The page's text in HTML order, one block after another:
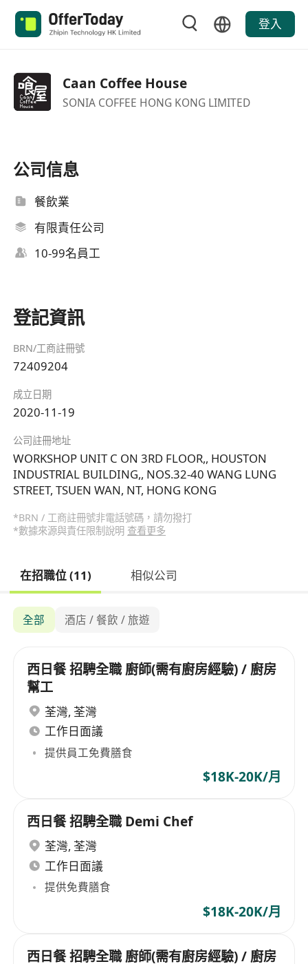
登入
Caan Coffee House
SONIA COFFEE HONG KONG LIMITED
公司信息
餐飲業
有限責任公司
10-99名員工
登記資訊
BRN/工商註冊號
72409204
成立日期
2020-11-19
公司註冊地址
WORKSHOP UNIT C ON 3RD FLOOR,, HOUSTON
INDUSTRIAL BUILDING,, NOS.32-40 WANG LUNG
STREET, TSUEN WAN, NT, HONG KONG
*BRN / 工商註冊號非電話號碼，請勿撥打
*數據來源與責任限制說明 查看更多
在招職位 (11) 相似公司
全部 酒店 / 餐飲 / 旅遊
西日餐 招騁全職 廚師(需有廚房經驗) / 廚房
幫工
荃灣, 荃灣
工作日面議
提供員工免費膳食
$18K-20K/月
西日餐 招騁全職 Demi Chef
荃灣, 荃灣
工作日面議
提供免費膳食
$18K-20K/月
西日餐 招騁全職 廚師(需有廚房經驗) / 廚房